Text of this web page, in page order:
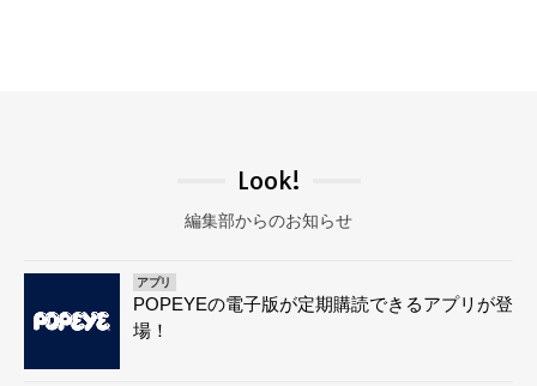
Look!
編集部からのお知らせ
アプリ
POPEYEの電子版が定期購読できるアプリが登
場！